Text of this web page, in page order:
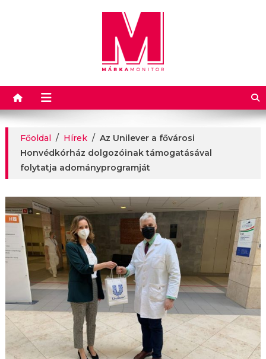
Márkamonitor
Főoldal / Hírek / Az Unilever a fővárosi
Honvédkórház dolgozóinak támogatásával
folytatja adományprogramját